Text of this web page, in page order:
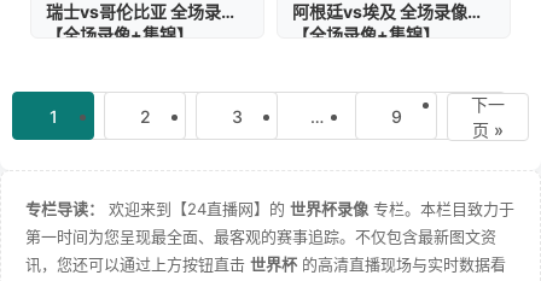
瑞士vs哥伦比亚 全场录像
【全场录像+集锦】
阿根廷vs埃及 全场录像
【全场录像+集锦】
1 2 3 … 9
下一
页 »
专栏导读： 欢迎来到【24直播网】的 世界杯录像 专栏。本栏目致力于
第一时间为您呈现最全面、最客观的赛事追踪。不仅包含最新图文资
讯，您还可以通过上方按钮直击 世界杯 的高清直播现场与实时数据看